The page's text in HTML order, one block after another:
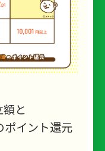
と
ポイント還元